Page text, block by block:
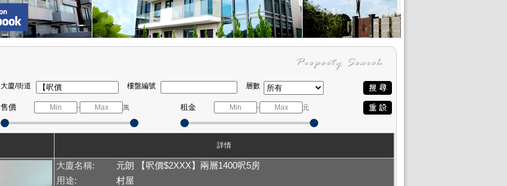
大廈/街道 樓盤編號 層數
售價 - 萬 租金 - 元
詳情
大廈名稱:
元朗 【呎價$2XXX】兩層1400呎5房
用途:
村屋